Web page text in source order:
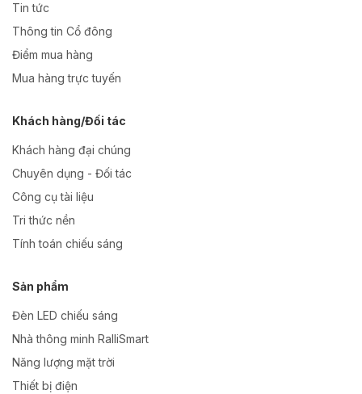
Tin tức
Thông tin Cổ đông
Điểm mua hàng
Mua hàng trực tuyến
Khách hàng/Đối tác
Khách hàng đại chúng
Chuyên dụng - Đối tác
Công cụ tài liệu
Tri thức nền
Tính toán chiếu sáng
Sản phẩm
Đèn LED chiếu sáng
Nhà thông minh RalliSmart
Năng lượng mặt trời
Thiết bị điện